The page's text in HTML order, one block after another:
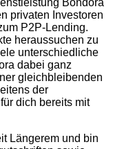
Bondora
privaten Investoren
P2P-Lending.
heraussuchen zu
unterschiedliche
dabei ganz
gleichbleibenden
der
dich bereits mit
Längerem und bin